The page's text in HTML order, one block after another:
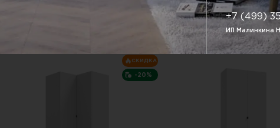
-20%
СКИДКА
+7 (499)
ИП Малинкина